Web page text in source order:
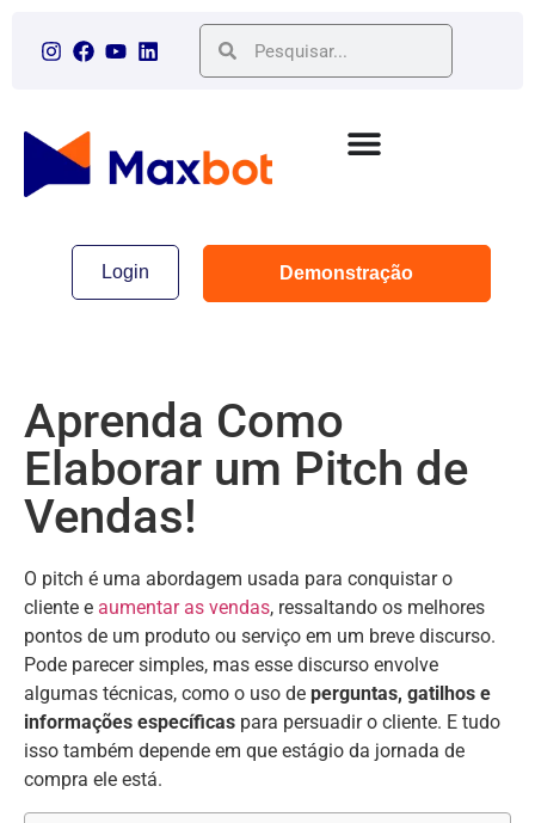
Login Demonstração
Aprenda Como
Elaborar um Pitch de
Vendas!
O pitch é uma abordagem usada para conquistar o
cliente e aumentar as vendas, ressaltando os melhores
pontos de um produto ou serviço em um breve discurso.
Pode parecer simples, mas esse discurso envolve
algumas técnicas, como o uso de perguntas, gatilhos e
informações específicas para persuadir o cliente. E tudo
isso também depende em que estágio da jornada de
compra ele está.